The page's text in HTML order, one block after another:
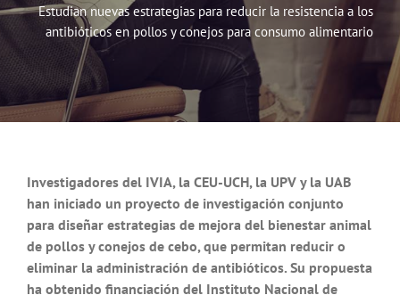
Hazte Socio
Contactar
WooCommerce Cart
Estudian nuevas estrategias para reducir la resistencia a los
antibióticos en pollos y conejos para consumo alimentario
Investigadores del IVIA, la CEU-UCH, la UPV y la UAB
han iniciado un proyecto de investigación conjunto
para diseñar estrategias de mejora del bienestar animal
de pollos y conejos de cebo, que permitan reducir o
eliminar la administración de antibióticos. Su propuesta
ha obtenido financiación del Instituto Nacional de